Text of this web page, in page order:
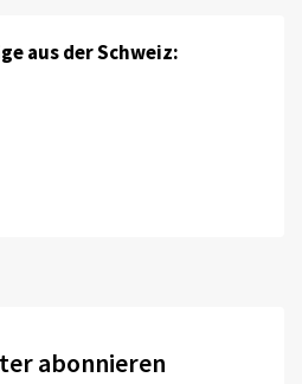
aus der Schweiz:
abonnieren